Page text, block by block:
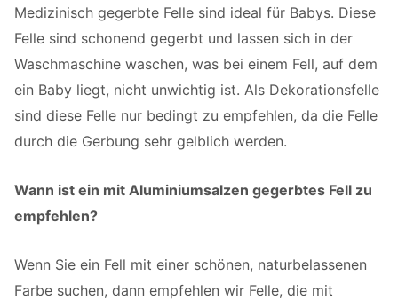
Medizinisch gegerbte Felle sind ideal für Babys. Diese
Felle sind schonend gegerbt und lassen sich in der
Waschmaschine waschen, was bei einem Fell, auf dem
ein Baby liegt, nicht unwichtig ist. Als Dekorationsfelle
sind diese Felle nur bedingt zu empfehlen, da die Felle
durch die Gerbung sehr gelblich werden.
Wann ist ein mit Aluminiumsalzen gegerbtes Fell zu
empfehlen?
Wenn Sie ein Fell mit einer schönen, naturbelassenen
Farbe suchen, dann empfehlen wir Felle, die mit